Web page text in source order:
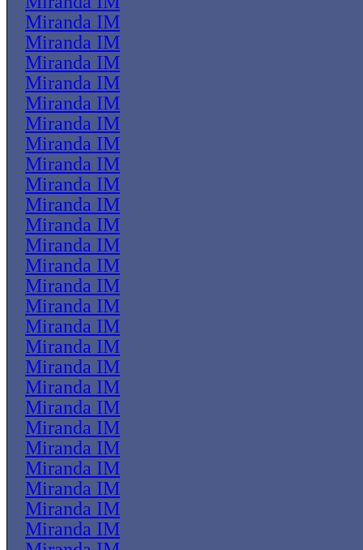
Miranda IM
Miranda IM
Miranda IM
Miranda IM
Miranda IM
Miranda IM
Miranda IM
Miranda IM
Miranda IM
Miranda IM
Miranda IM
Miranda IM
Miranda IM
Miranda IM
Miranda IM
Miranda IM
Miranda IM
Miranda IM
Miranda IM
Miranda IM
Miranda IM
Miranda IM
Miranda IM
Miranda IM
Miranda IM
Miranda IM